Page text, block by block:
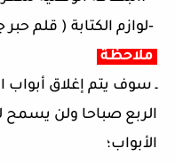
‐لوازم الكتابة ( قلم
ملاحظة
ـ سوف يتم إغلاق أبواب
الربع صباحا ولن يسمح
الأبواب؛